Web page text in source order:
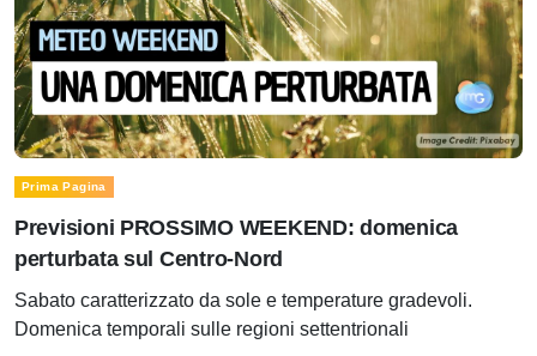
Prima Pagina
Previsioni PROSSIMO WEEKEND: domenica
perturbata sul Centro-Nord
Sabato caratterizzato da sole e temperature gradevoli.
Domenica temporali sulle regioni settentrionali